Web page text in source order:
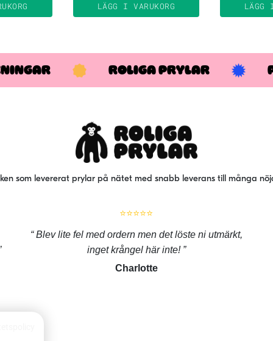
LÄGG I VARUKORG LÄGG
ROLIGA PRYLAR
som levererat prylar på nätet med snabb leverans till många
⭐⭐⭐⭐⭐
Blev lite fel med ordern men det löste ni utmärkt,
inget krångel här inte!
Charlotte